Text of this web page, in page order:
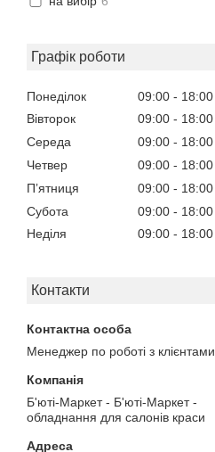
Графік роботи
Понеділок 09:00
18:00
Вівторок
09:00
18:00
Середа
09:00
18:00
Четвер
09:00
18:00
Пʼятниця
09:00
18:00
Субота
09:00
18:00
Неділя
09:00 18:00
Контакти
Менеджер по роботі з клієнтами
Б'юті-Маркет - Б'юті-Маркет -
обладнання для салонів краси